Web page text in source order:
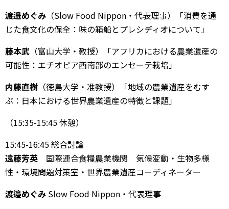
渡邉めぐみ （Slow Food Nippon・代表理事）「消費を通
じた食文化の保全：味の箱船とプレシディオについて」
藤本武 （富山大学・教授）「アフリカにおける農業遺産の
可能性：エチオピア西南部のエンセーテ栽培」
内藤直樹 （徳島大学・准教授）「地域の農業遺産をむす
ぶ：日本における世界農業遺産の特徴と課題」
（15:35-15:45 休憩）
15:45-16:45 総合討論
遠藤芳英 国際連合食糧農業機関 気候変動・生物多様
性・環境問題対策室・世界農業遺産コーディネーター
渡邉めぐみ Slow Food Nippon・代表理事